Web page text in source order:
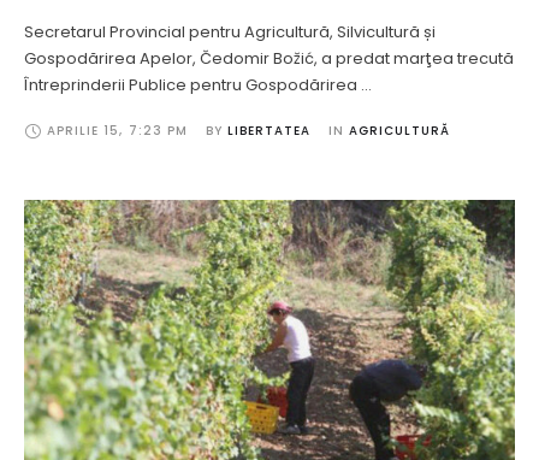
Secretarul Provincial pentru Agricultură, Silvicultură și
Gospodărirea Apelor, Čedomir Božić, a predat marţea trecută
Întreprinderii Publice pentru Gospodărirea …
APRILIE 15, 7:23 PM BY LIBERTATEA IN AGRICULTURĂ